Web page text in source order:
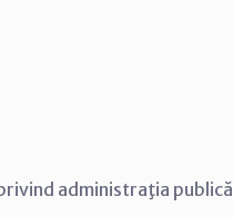
administraţia publică